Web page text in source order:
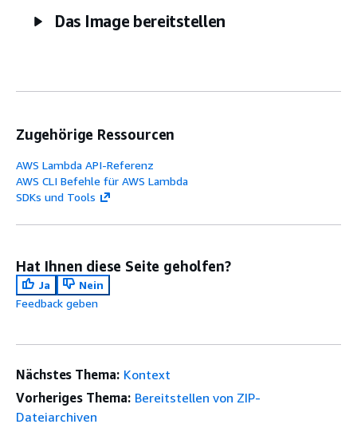
Das Image bereitstellen
Zugehörige Ressourcen
AWS Lambda API-Referenz
AWS CLI Befehle für AWS Lambda
SDKs und Tools
Hat Ihnen diese Seite geholfen?
Ja
Nein
Feedback geben
Nächstes Thema: Kontext
Vorheriges Thema: Bereitstellen von ZIP-
Dateiarchiven